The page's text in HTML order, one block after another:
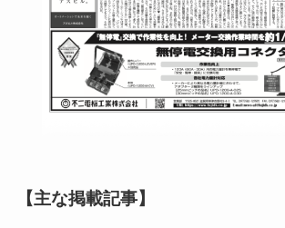
【主な掲載記事】